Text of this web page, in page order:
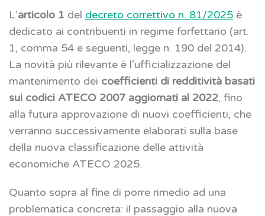
L’articolo 1 del decreto correttivo n. 81/2025 è
dedicato ai contribuenti in regime forfettario (art.
1, comma 54 e seguenti, legge n. 190 del 2014).
La novità più rilevante è l’ufficializzazione del
mantenimento dei coefficienti di redditività basati
sui codici ATECO 2007 aggiornati al 2022, fino
alla futura approvazione di nuovi coefficienti, che
verranno successivamente elaborati sulla base
della nuova classificazione delle attività
economiche ATECO 2025.
Quanto sopra al fine di porre rimedio ad una
problematica concreta: il passaggio alla nuova